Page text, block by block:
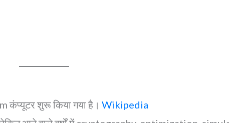
शुरू किया गया है। Wikipedia